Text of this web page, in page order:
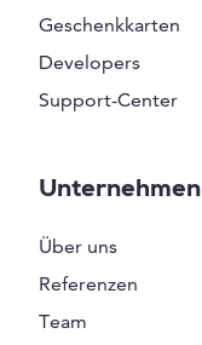
Geschenkkarten
Developers
Support-Center
Unternehmen
Über uns
Referenzen
Team